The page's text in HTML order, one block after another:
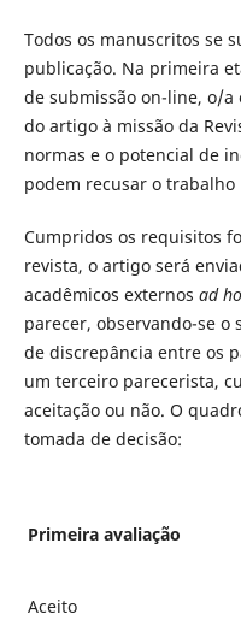
Todos os manuscritos se
publicação. Na primeira
de submissão on-line, o/
do artigo à missão da
normas e o potencial de
podem recusar o
Cumpridos os requisitos
revista, o artigo será
acadêmicos externos ad
parecer, observando-se o
de discrepância entre os
um terceiro parecerista,
aceitação ou não. O
tomada de decisão:
Primeira avaliação
Aceito